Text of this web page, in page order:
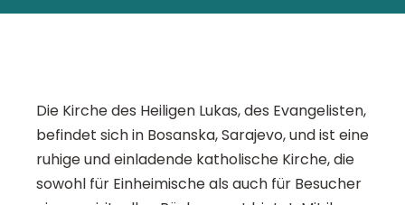
Die Kirche des Heiligen Lukas, des Evangelisten,
befindet sich in Bosanska, Sarajevo, und ist eine
ruhige und einladende katholische Kirche, die
sowohl für Einheimische als auch für Besucher